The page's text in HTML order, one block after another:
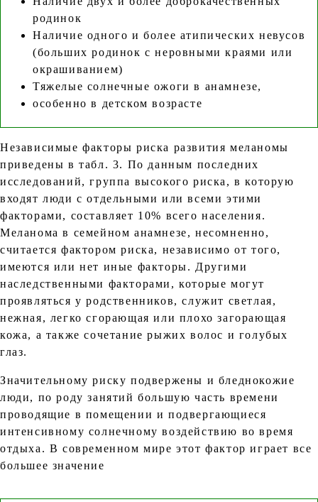
родинок
Наличие одного и более атипических невусов
(больших родинок с неровными краями или
окрашиванием)
Тяжелые солнечные ожоги в анамнезе,
особенно в детском возрасте
Независимые факторы риска развития меланомы
приведены в табл. 3. По данным последних
исследований, группа высокого риска, в которую
входят люди с отдельными или всеми этими
факторами, составляет 10% всего населения.
Меланома в семейном анамнезе, несомненно,
считается фактором риска, независимо от того,
имеются или нет иные факторы. Другими
наследственными факторами, которые могут
проявляться у родственников, служит светлая,
нежная, легко сгорающая или плохо загорающая
кожа, а также сочетание рыжих волос и голубых
глаз.
Значительному риску подвержены и бледнокожие
люди, по роду занятий большую часть времени
проводящие в помещении и подвергающиеся
интенсивному солнечному воздействию во время
отдыха. В современном мире этот фактор играет все
большее значение